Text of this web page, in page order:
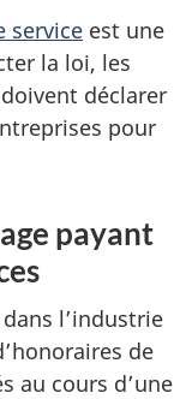
service est une
la loi, les
déclarer
pour
payant
l’industrie
de
au cours d’une